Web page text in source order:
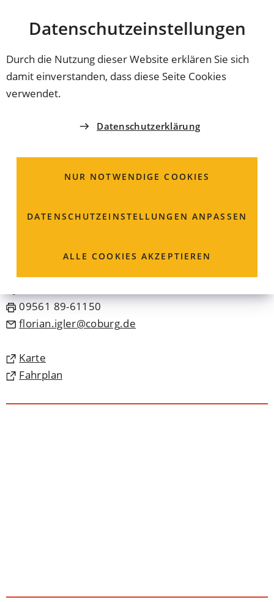
Datenschutz­einstellungen
Durch die Nutzung dieser Website erklären Sie sich
damit einverstanden, dass diese Seite Cookies
verwendet.
Datenschutzerklärung
NUR NOTWENDIGE COOKIES
DATENSCHUTZ­EINSTELLUNGEN ANPASSEN
ALLE COOKIES AKZEPTIEREN
INHALT ANSPRINGEN
Coburg
PERSONAL- UND ORGANISATIONSAMT
Organisation
Markt 1
09561 89-61150
florian.igler
coburg de
Karte
(Öffnet
in
neuen
Fahrplan
(Öffnet
einem